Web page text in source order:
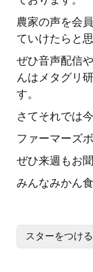
農家の声を会
ていけたらと思
ぜひ音声配信
んはメタグリ
す。
さてそれでは
ファーマーズ
ぜひ来週もお
みんなみかん
スターをつける